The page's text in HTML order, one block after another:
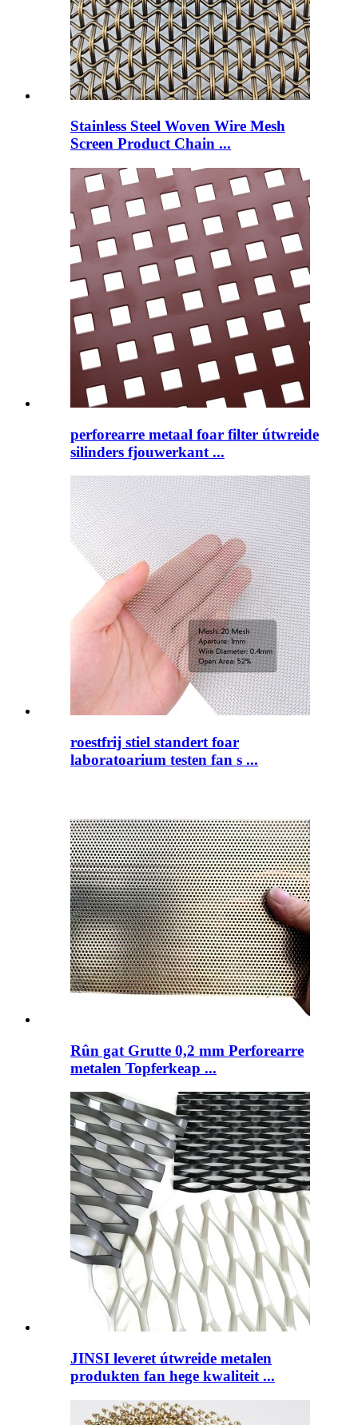
Stainless Steel Woven Wire Mesh
Screen Product Chain ...
perforearre metaal foar filter útwreide
silinders fjouwerkant ...
roestfrij stiel standert foar
laboratoarium testen fan s ...
Rûn gat Grutte 0,2 mm Perforearre
metalen Topferkeap ...
JINSI leveret útwreide metalen
produkten fan hege kwaliteit ...